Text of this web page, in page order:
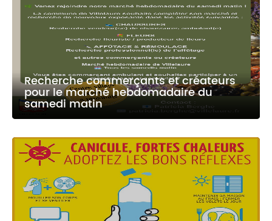
Recherche commerçants et créateurs
pour le marché hebdomadaire du
samedi matin